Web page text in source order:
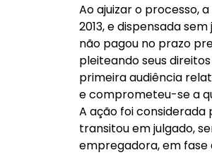
Ao ajuizar o processo,
2013, e dispensada
não pagou no prazo
pleiteando seus
primeira audiência
e comprometeu-se a
A ação foi considerada
transitou em julgado,
empregadora, em